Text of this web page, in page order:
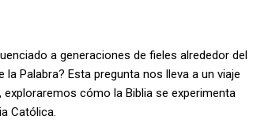
a generaciones de fieles alrededor del
Palabra? Esta pregunta nos lleva a un viaje
cómo la Biblia se experimenta
Católica.